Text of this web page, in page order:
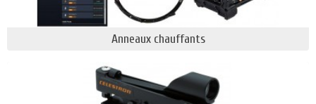
l'oculaire. De plus, vous pouvez accéder à des
informations détaillées et même à des
descriptions audio des objets les plus
Aucune connaissance préalable du ciel
nocturne n'est requise.
Anneaux chauffants